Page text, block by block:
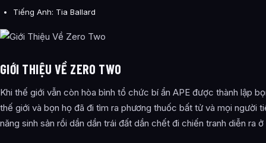
Tiếng Anh: Tia Ballard
GIỚI THIỆU VỀ ZERO TWO
Khi thế giới vẫn còn hòa bình tổ chức bí ẩn APE được thành lập
thế giới và bọn họ đã đi tìm ra phương thuốc bất tử và mọi người
năng sinh sản rồi dần dần trái đất dần chết đi chiến tranh diễn ra